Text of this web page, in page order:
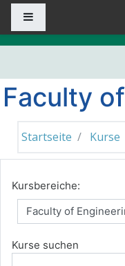
Zum Hauptinhalt
Faculty
Startseite Kurse
Kursbereiche:
Kurse suchen